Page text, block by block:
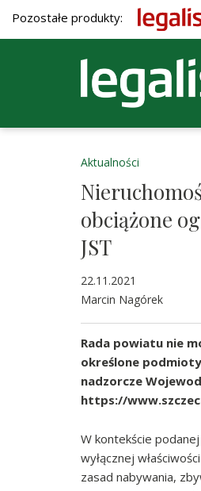
Pozostałe produkty:
Aktualności
obciążone
JST
22.11.2021
Marcin Nagórek
Rada powiatu nie
określone
nadzorcze
https://
W kontekście
wyłącznej
zasad nabywania,